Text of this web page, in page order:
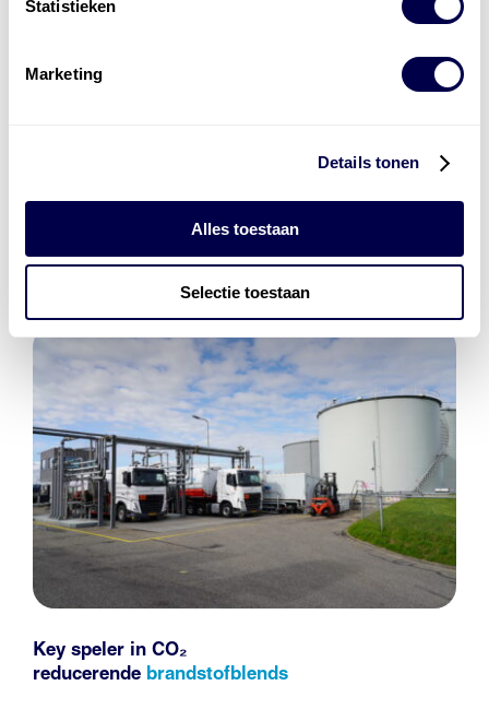
Statistieken
Marketing
Details tonen
Alles toestaan
Selectie toestaan
Installatie van laadinfra en accu’s
Key speler in CO₂
reducerende brandstofblends